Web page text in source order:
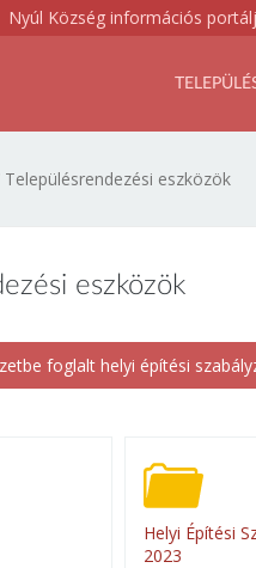
Nyúl Község információs
Településrendezési eszközök
eszközök
foglalt helyi építési
Helyi Építési
2023